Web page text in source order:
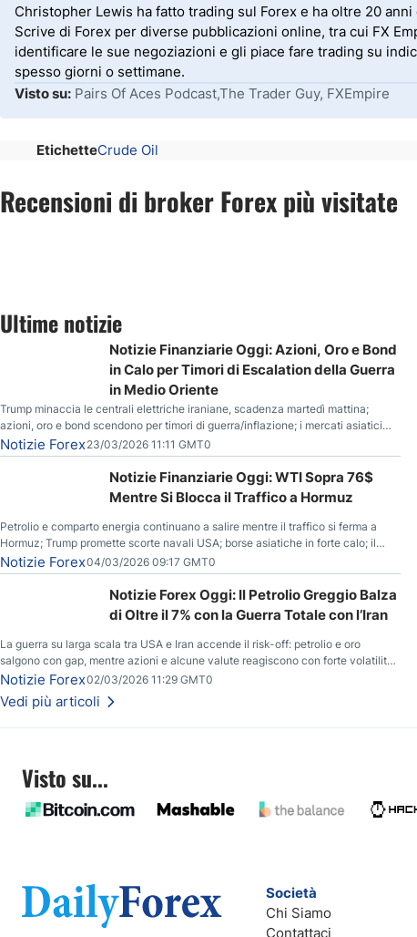
Christopher Lewis ha fatto trading sul Forex e ha oltre 20
Scrive di Forex per diverse pubblicazioni online, tra cui FX
identificare le sue negoziazioni e gli piace fare trading su
spesso giorni o settimane.
Visto su: Pairs Of Aces Podcast,The Trader Guy, FXEmpire
EtichetteCrude Oil
Recensioni di broker Forex più visitate
Ultime notizie
Notizie Finanziarie Oggi: Azioni, Oro e Bond
in Calo per Timori di Escalation della Guerra
in Medio Oriente
Trump minaccia le centrali elettriche iraniane, scadenza martedì mattina;
azioni, oro e bond scendono per timori di guerra/inflazione; i mercati asiatici
entrano in correzione; il petrolio greggio resta stabile.
Notizie Forex23/03/2026 11:11 GMT0
Notizie Finanziarie Oggi: WTI Sopra 76$
Mentre Si Blocca il Traffico a Hormuz
Petrolio e comparto energia continuano a salire mentre il traffico si ferma a
Hormuz; Trump promette scorte navali USA; borse asiatiche in forte calo; il
rialzo del gas naturale mette pressione all’euro.
Notizie Forex04/03/2026 09:17 GMT0
Notizie Forex Oggi: Il Petrolio Greggio Balza
di Oltre il 7% con la Guerra Totale con l’Iran
La guerra su larga scala tra USA e Iran accende il risk-off: petrolio e oro
salgono con gap, mentre azioni e alcune valute reagiscono con forte volatilità
e nuovi livelli da monitorare.
Notizie Forex02/03/2026 11:29 GMT0
Vedi più articoli
Visto su...
Società
Chi Siamo
Contattaci